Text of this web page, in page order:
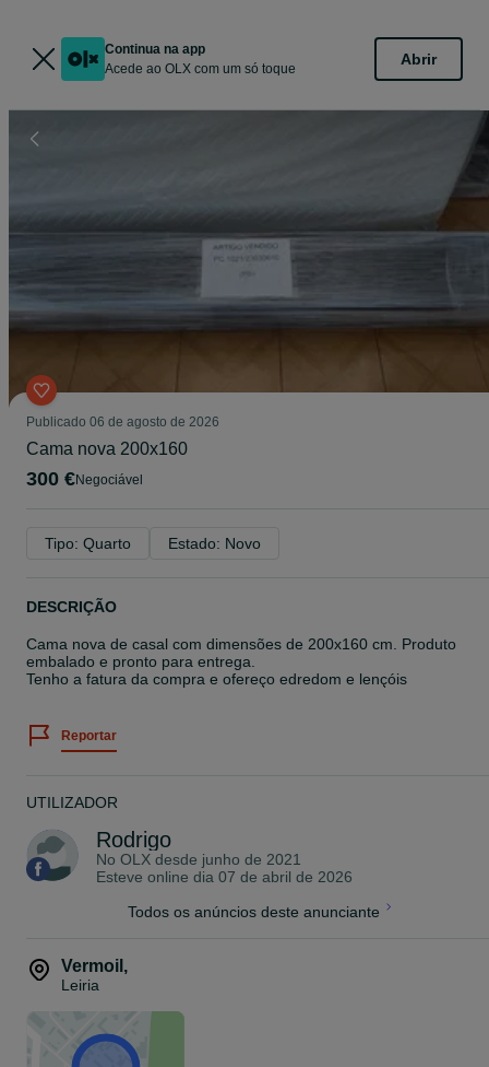
Continua na app
Acede ao OLX com um só toque
Abrir
Publicado 06 de agosto de 2026
Cama nova 200x160
300 € Negociável
Tipo: Quarto Estado: Novo
DESCRIÇÃO
Cama nova de casal com dimensões de 200x160 cm. Produto
embalado e pronto para entrega.
Tenho a fatura da compra e ofereço edredom e lençóis
Reportar
UTILIZADOR
Rodrigo
No OLX desde junho de 2021
Esteve online dia 07 de abril de 2026
Todos os anúncios deste anunciante
Vermoil ,
Leiria